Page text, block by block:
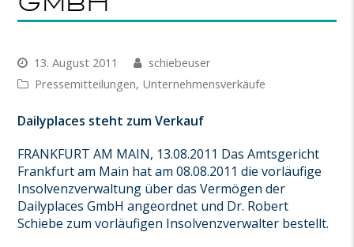
13. August 2011
schiebeuser
Pressemitteilungen, Unternehmensverkäufe
Dailyplaces steht zum Verkauf
FRANKFURT AM MAIN, 13.08.2011 Das Amtsgericht
Frankfurt am Main hat am 08.08.2011 die vorläufige
Insolvenzverwaltung über das Vermögen der
Dailyplaces GmbH angeordnet und Dr. Robert
Schiebe zum vorläufigen Insolvenzverwalter bestellt.